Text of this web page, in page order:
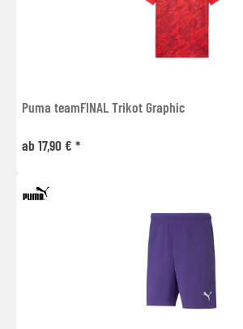
Puma teamFINAL Trikot Graphic
ab 17,90 € *